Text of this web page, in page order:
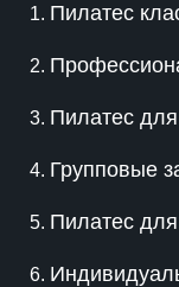
Пилатес
Пилатес
Групповые
Пилатес